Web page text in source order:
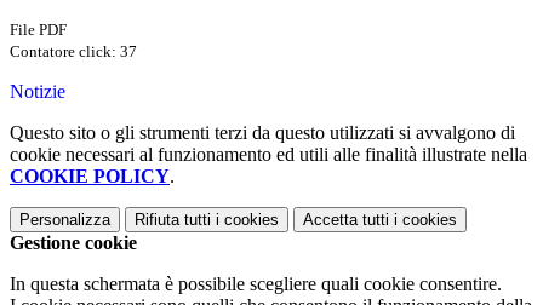
File PDF
Contatore click: 37
Notizie
Questo sito o gli strumenti terzi da questo utilizzati si avvalgono di
cookie necessari al funzionamento ed utili alle finalità illustrate nella
COOKIE POLICY.
Personalizza Rifiuta tutti i cookies Accetta tutti i cookies
Gestione cookie
In questa schermata è possibile scegliere quali cookie consentire.